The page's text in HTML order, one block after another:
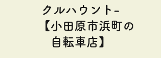
クルハウント-
【小田原市浜町の
自転車店】